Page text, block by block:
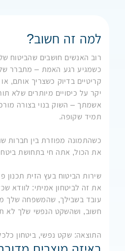
למה זה חשוב?
רוב האנשים חושבים שהביטוח
כשמגיע רגע האמת – מתברר
קריטיים בדיוק כשצריך אותם, או
יקר על כיסויים מיותרים שלא
אשמתך – השוק בנוי בצורה
תמיד שקופה.
כשהתמונה מפוזרת בין חברות
את הכול, אתה חי בתחושת
שירות הביטוח בעץ הזית תכנון
את זה לביטחון אמיתי: לוודא
עובד בשבילך, שהמשפחה שלך
חשוב, ושהשקט הנפשי שלך לא
התוצאה: שקט נפשי, ביטחון